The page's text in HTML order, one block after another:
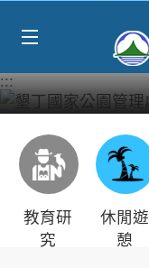
:::
教育研
究
休閒遊
憩